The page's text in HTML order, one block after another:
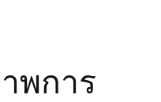
พการ